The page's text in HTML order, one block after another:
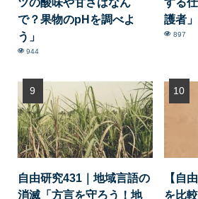
で？果物のpHを調べよ
う」
944
護者
897
自由研究431｜地域言語の
消滅「方言を守ろう！地
【自
を比